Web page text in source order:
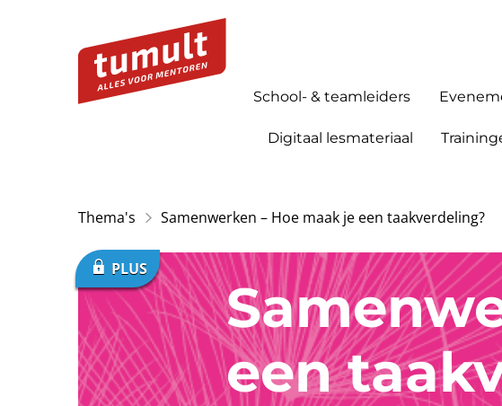
School- & teamleiders
Digitaal lesmateriaal
Thema's Samenwerken – Hoe maak je een taakverdeling?
een